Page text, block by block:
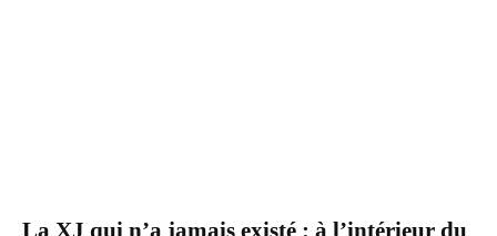
La XJ qui n’a jamais existé : à l’intérieur du